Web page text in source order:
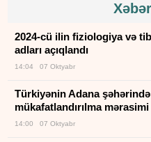
2024-cü ilin fiziologiya və
adları açıqlandı
14:04 07 Oktyabr
Türkiyənin Adana şəhərində
mükafatlandırılma
14:00 07 Oktyabr